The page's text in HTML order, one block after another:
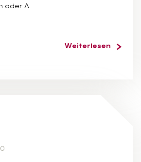
oder A…
Weiterlesen